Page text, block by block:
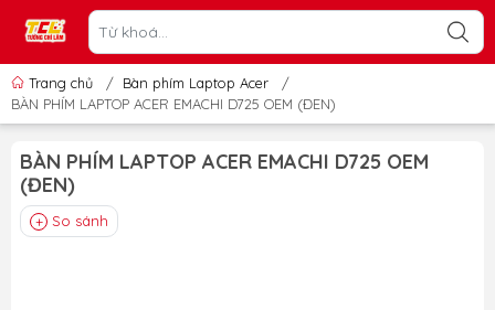
Trang chủ / Bàn phím Laptop Acer
/
BÀN PHÍM LAPTOP ACER EMACHI D725 OEM (ĐEN)
BÀN PHÍM LAPTOP ACER EMACHI D725 OEM
(ĐEN)
So sánh